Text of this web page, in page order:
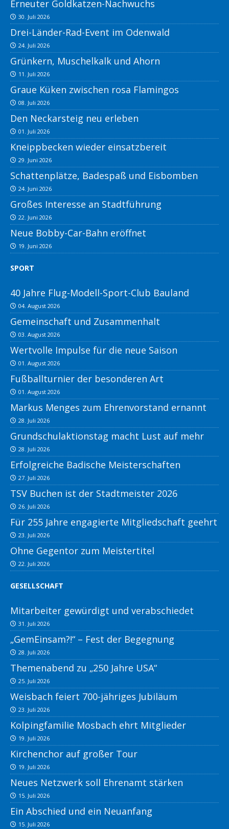
Erneuter Goldkatzen-Nachwuchs
30. Juli 2026
Drei-Länder-Rad-Event im Odenwald
24. Juli 2026
Grünkern, Muschelkalk und Ahorn
11. Juli 2026
Graue Küken zwischen rosa Flamingos
08. Juli 2026
Den Neckarsteig neu erleben
01. Juli 2026
Kneippbecken wieder einsatzbereit
29. Juni 2026
Schattenplätze, Badespaß und Eisbomben
24. Juni 2026
Großes Interesse an Stadtführung
22. Juni 2026
Neue Bobby-Car-Bahn eröffnet
19. Juni 2026
SPORT
40 Jahre Flug-Modell-Sport-Club Bauland
04. August 2026
Gemeinschaft und Zusammenhalt
03. August 2026
Wertvolle Impulse für die neue Saison
01. August 2026
Fußballturnier der besonderen Art
01. August 2026
Markus Menges zum Ehrenvorstand ernannt
28. Juli 2026
Grundschulaktionstag macht Lust auf mehr
28. Juli 2026
Erfolgreiche Badische Meisterschaften
27. Juli 2026
TSV Buchen ist der Stadtmeister 2026
26. Juli 2026
Für 255 Jahre engagierte Mitgliedschaft geehrt
23. Juli 2026
Ohne Gegentor zum Meistertitel
22. Juli 2026
GESELLSCHAFT
Mitarbeiter gewürdigt und verabschiedet
31. Juli 2026
„GemEinsam?!“ – Fest der Begegnung
28. Juli 2026
Themenabend zu „250 Jahre USA“
25. Juli 2026
Weisbach feiert 700-jähriges Jubiläum
23. Juli 2026
Kolpingfamilie Mosbach ehrt Mitglieder
19. Juli 2026
Kirchenchor auf großer Tour
19. Juli 2026
Neues Netzwerk soll Ehrenamt stärken
15. Juli 2026
Ein Abschied und ein Neuanfang
15. Juli 2026